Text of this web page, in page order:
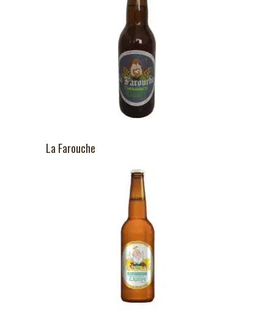
La Farouche